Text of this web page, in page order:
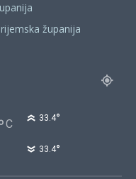
županija
C 33.4°
33.4°